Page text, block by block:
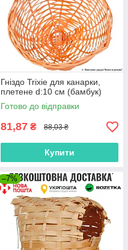
Гніздо Trixie для канарки,
плетене d:10 см (бамбук)
Готово до відправки
81,87 ₴ 88,03 ₴
Купити
–7%